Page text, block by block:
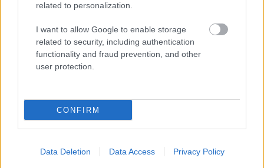
related to personalization.
I want to allow Google to enable storage
related to security, including authentication
functionality and fraud prevention, and other
user protection.
CONFIRM
Data Deletion Data Access Privacy Policy